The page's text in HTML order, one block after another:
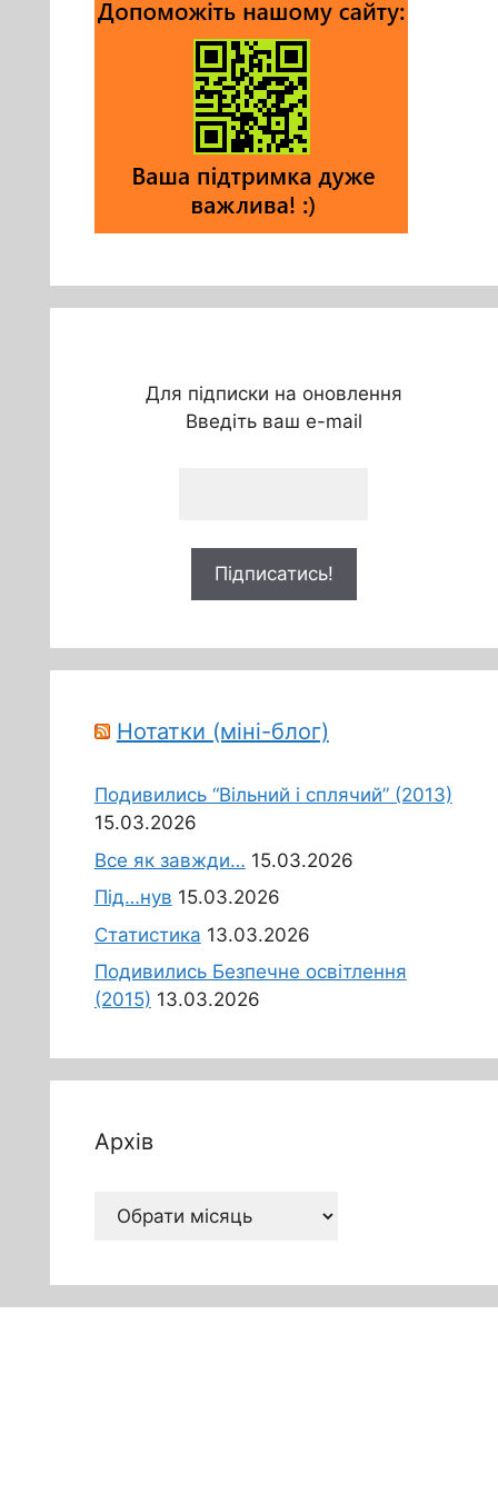
Для підписки на оновлення
Введіть ваш e-mail
Нотатки (міні-блог)
Подивились “Вільний і сплячий” (2013)
15.03.2026
Все як завжди… 15.03.2026
Під…нув 15.03.2026
Статистика 13.03.2026
Подивились Безпечне освітлення
(2015) 13.03.2026
Архів
Архів